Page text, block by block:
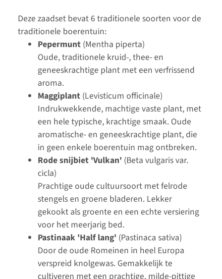
Deze zaadset bevat 6 traditionele soorten voor de
traditionele boerentuin:
Pepermunt (Mentha piperta)
Oude, traditionele kruid-, thee- en
geneeskrachtige plant met een verfrissend
aroma.
Maggiplant (Levisticum officinale)
Indrukwekkende, machtige vaste plant, met
een hele typische, krachtige smaak. Oude
aromatische- en geneeskrachtige plant, die
in geen enkele boerentuin mag ontbreken.
Rode snijbiet 'Vulkan' (Beta vulgaris var.
cicla)
Prachtige oude cultuursoort met felrode
stengels en groene bladeren. Lekker
gekookt als groente en een echte versiering
voor het meerjarig bed.
Pastinaak 'Half lang' (Pastinaca sativa)
Door de oude Romeinen in heel Europa
verspreid knolgewas. Gemakkelijk te
cultiveren met een prachtige, milde-pittige